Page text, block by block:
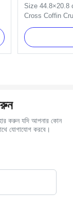
Size 44.8×20.8
Cross Coffin
44.8×20.8cm.
decorating.
Plastic(PP)
করুন যদি আপনার কোন
যোগাযোগ করবে।